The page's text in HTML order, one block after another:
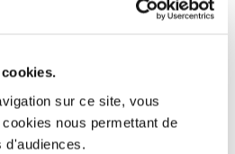
sur ce site, vous
nous permettant de
d'audiences.
– mise en marché